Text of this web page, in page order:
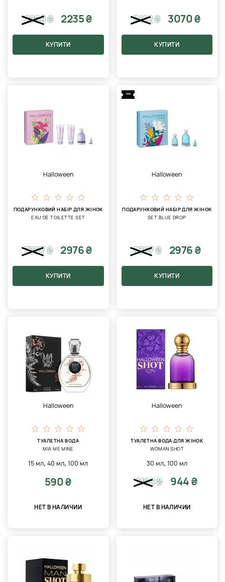
2868₴ 2235 ₴
КУПИТИ
3412₴ 3070 ₴
КУПИТИ
Halloween
ПОДАРУНКОВИЙ НАБІР ДЛЯ ЖІНОК
EAU DE TOILETTE SET
3307₴ 2976 ₴
КУПИТИ
-10%
Halloween
ПОДАРУНКОВИЙ НАБІР ДЛЯ ЖІНОК
SET BLUE DROP
3307₴ 2976 ₴
КУПИТИ
Halloween
ТУАЛЕТНА ВОДА
MIA ME MINE
15 мл,40 мл,100 мл
590 ₴
НЕТ В НАЛИЧИИ
Halloween
ТУАЛЕТНА ВОДА ДЛЯ ЖІНОК
WOMAN SHOT
30 мл, 100 мл
1180₴ 944 ₴
НЕТ В НАЛИЧИИ